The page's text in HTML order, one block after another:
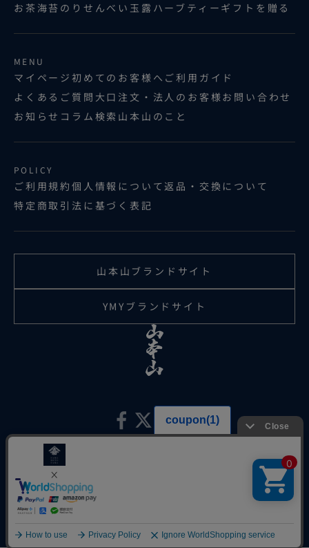
お茶 海苔 のりせんべい 玉露ハーブティー ギフトを贈る
MENU
マイページ 初めてのお客様へ ご利用ガイド
よくあるご質問 大口注文・法人のお客様お問い合わせ
お知らせ コラム 検索 山本山のこと
POLICY
ご利用規約 個人情報について返品・交換について
特定商取引法に基づく表記
山本山ブランドサイト
YMYブランドサイト
© 2026 株式会社山本山
日本語
言語
日本語